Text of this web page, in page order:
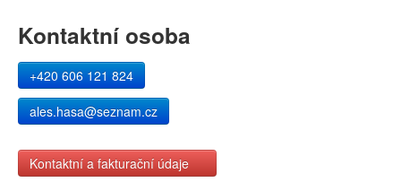
Kontaktní osoba
+420 606 121 824
ales.hasa@seznam.cz
Kontaktní a fakturační údaje